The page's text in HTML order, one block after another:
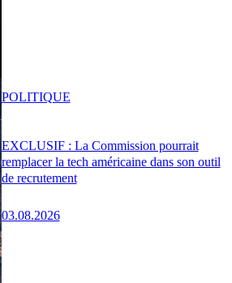
EXCLUSIF : La Commission pourrait
remplacer la tech américaine dans son outil
de recrutement
03.08.2026
POLITIQUE